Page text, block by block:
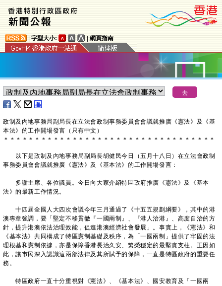
字型大小: 網頁指南
政制及內地事務局副局長在立法會政制事務委員會會議就推廣《憲法》及《基
本法》的工作開場發言（只有中文）
＊ ＊ ＊ ＊ ＊ ＊ ＊ ＊ ＊ ＊ ＊ ＊ ＊ ＊ ＊ ＊ ＊ ＊ ＊ ＊ ＊ ＊ ＊ ＊ ＊ ＊ ＊ ＊ ＊ ＊ ＊ ＊ ＊ ＊
以下是政制及內地事務局副局長胡健民今日（五月十八日）在立法會政制
事務委員會會議就推廣《憲法》及《基本法》的工作開場發言：
多謝主席、各位議員。今日向大家介紹特區政府推廣《憲法》及《基本
法》的最新工作情況。
十四屆全國人大四次會議今年三月通過了《十五五規劃綱要》，其中的港
澳專章強調，要「堅定不移貫徹『一國兩制』、『港人治港』、高度自治的方
針，提升港澳依法治理效能，促進港澳經濟社會發展」。事實上，《憲法》和
《基本法》共同構成了特區憲制基礎及秩序，為「一國兩制」提供了牢固的法
理根基和憲制依據，亦是保障香港長治久安、繁榮穩定的最堅實支柱。正因如
此，讓市民深入認識這兩部法律及其所賦予的保障，一直是特區政府的重要任
務。
特區政府一直十分重視對《憲法》、《基本法》、國安教育及「一國兩